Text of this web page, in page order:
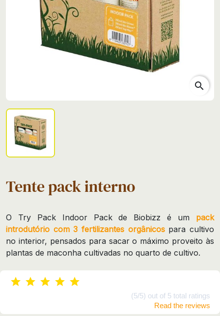
search
Tente pack interno
O Try Pack Indoor Pack de Biobizz é um pack
introdutório com 3 fertilizantes orgânicospara cultivo
no interior, pensados para sacar o máximo proveito às
plantas de maconha cultivadas no quarto de cultivo.
(5/5) out of 5 total ratings
Read the reviews